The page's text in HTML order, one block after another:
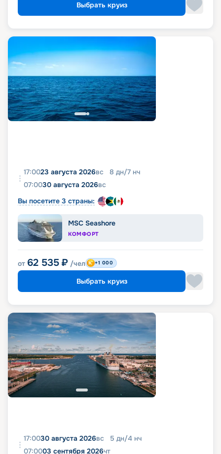
Выбрать круиз
17:0023 августа 2026вс 8 дн/7 нч
07:0030 августа 2026вс
Вы посетите 3 страны:
MSC Seashore
КОМФОРТ
от 62 535 ₽ /чел +1 000
Выбрать круиз
17:0030 августа 2026вс 5 дн/4 нч
07:0003 сентября 2026чт